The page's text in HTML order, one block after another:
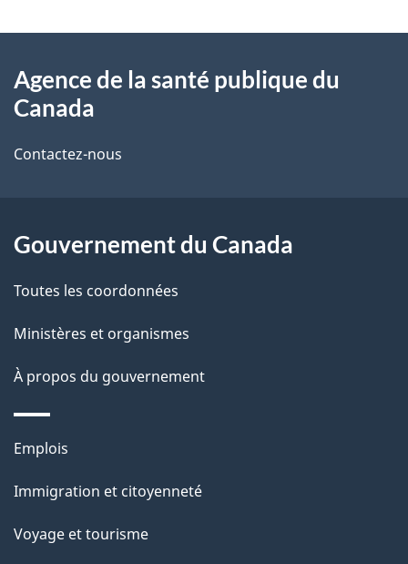
i
s
e
l
a
p
a
g
e
propos
ce
Agence de la santé publique du
Canada
Contactez-nous
Gouvernement du Canada
Toutes les coordonnées
Ministères et organismes
À propos du gouvernement
Thèmes
sujets
Emplois
Immigration et citoyenneté
Voyage et tourisme